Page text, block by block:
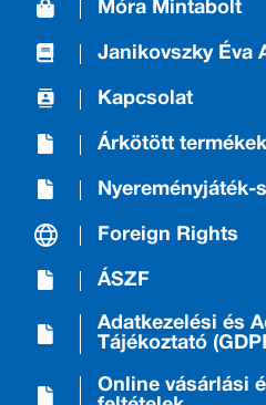
Móra Mintabolt
Janikovszky Éva
Kapcsolat
Árkötött
Nyereményjáték-
Foreign Rights
ÁSZF
Adatkezelési és
Tájékoztató
Online vásárlási